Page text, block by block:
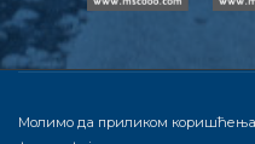
Молимо да приликом коришћења